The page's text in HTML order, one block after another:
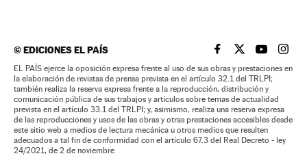
©EDICIONES EL PAÍS EL PAÍS BRASIL EN
EL PAÍSEL PAÍS
EL
EL PAÍS ejerce la oposición expresa frente al uso de sus obras y prestaciones en
la elaboración de revistas de prensa prevista en el artículo 32.1 del TRLPI;
también realiza la reserva expresa frente a la reproducción, distribución y
comunicación pública de sus trabajos y artículos sobre temas de actualidad
prevista en el artículo 33.1 del TRLPI; y, asimismo, realiza una reserva expresa
de las reproducciones y usos de las obras y otras prestaciones accesibles desde
este sitio web a medios de lectura mecánica u otros medios que resulten
adecuados a tal fin de conformidad con el artículo 67.3 del Real Decreto - ley
24/2021, de 2 de noviembre